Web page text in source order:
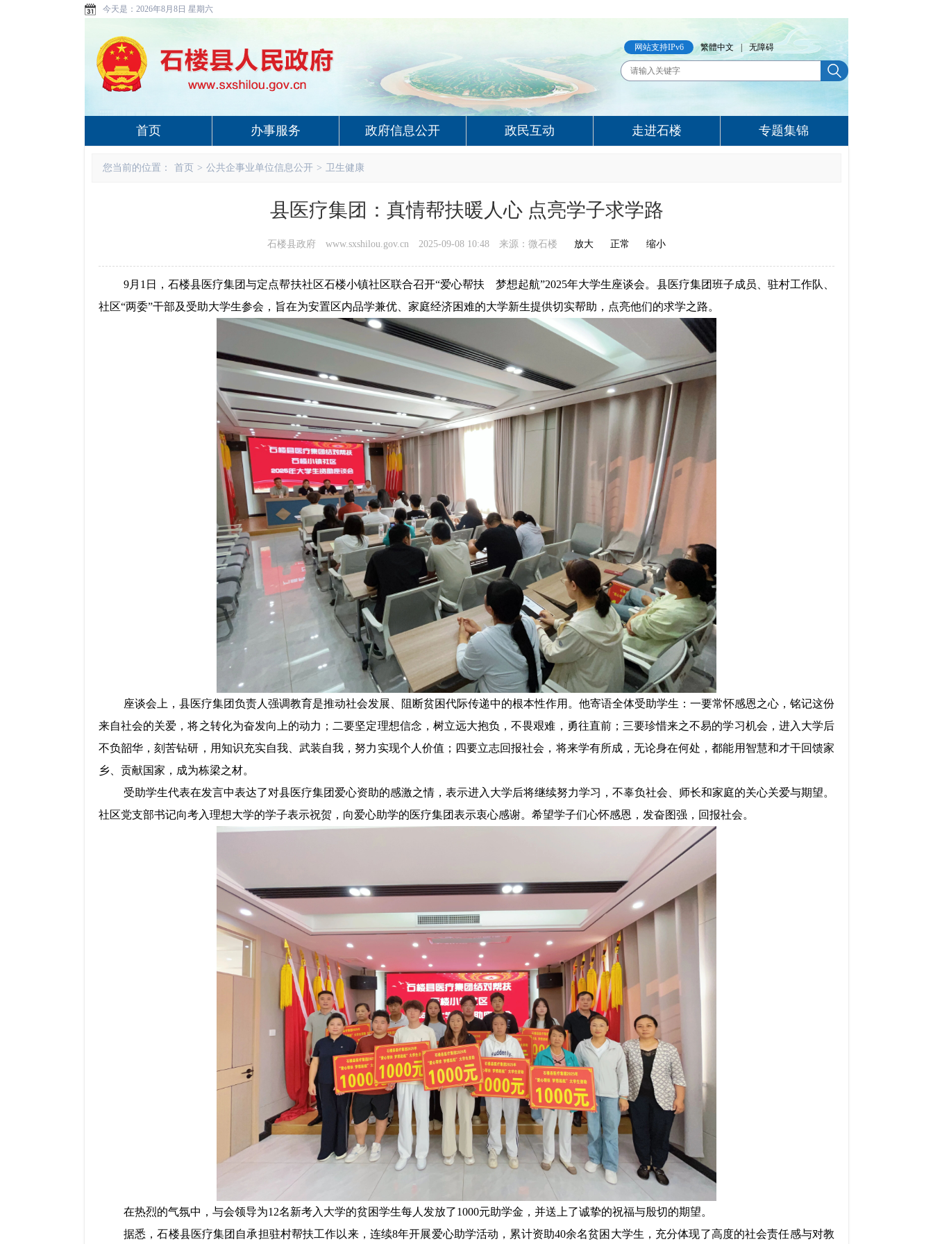
今天是： 2026年8月8日 星期六
网站支持IPv6 繁體中文 无障碍
首页 办事服务 政府信息公开 政民互动 走进石楼 专题集锦
您当前的位置： 首页 > 公共企事业单位信息公开 > 卫生健康
县医疗集团：真情帮扶暖人心 点亮学子求学路
石楼县政府 www.sxshilou.gov.cn 2025-09-08 10:48 来源：微石楼 放大 正常 缩小
9月1日，石楼县医疗集团与定点帮扶社区石楼小镇社区联合召开“爱心帮扶 梦想起航”2025年大学生座谈会。县医疗集团班子成员、驻村工作队、
社区“两委”干部及受助大学生参会，旨在为安置区内品学兼优、家庭经济困难的大学新生提供切实帮助，点亮他们的求学之路。
座谈会上，县医疗集团负责人强调教育是推动社会发展、阻断贫困代际传递中的根本性作用。他寄语全体受助学生：一要常怀感恩之心，铭记这份
来自社会的关爱，将之转化为奋发向上的动力；二要坚定理想信念，树立远大抱负，不畏艰难，勇往直前；三要珍惜来之不易的学习机会，进入大学后
不负韶华，刻苦钻研，用知识充实自我、武装自我，努力实现个人价值；四要立志回报社会，将来学有所成，无论身在何处，都能用智慧和才干回馈家
乡、贡献国家，成为栋梁之材。
受助学生代表在发言中表达了对县医疗集团爱心资助的感激之情，表示进入大学后将继续努力学习，不辜负社会、师长和家庭的关心关爱与期望。
社区党支部书记向考入理想大学的学子表示祝贺，向爱心助学的医疗集团表示衷心感谢。希望学子们心怀感恩，发奋图强，回报社会。
在热烈的气氛中，与会领导为12名新考入大学的贫困学生每人发放了1000元助学金，并送上了诚挚的祝福与殷切的期望。
据悉，石楼县医疗集团自承担驻村帮扶工作以来，连续8年开展爱心助学活动，累计资助40余名贫困大学生，充分体现了高度的社会责任感与对教